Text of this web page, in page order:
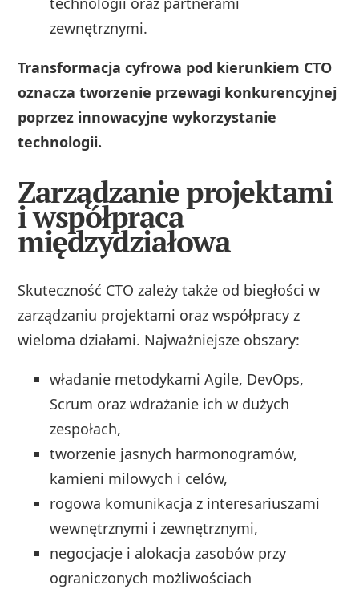
zewnętrznymi.
Transformacja cyfrowa pod kierunkiem CTO
oznacza tworzenie przewagi konkurencyjnej
poprzez innowacyjne wykorzystanie
technologii.
Zarządzanie projektami
i współpraca
międzydziałowa
Skuteczność CTO zależy także od biegłości w
zarządzaniu projektami oraz współpracy z
wieloma działami. Najważniejsze obszary:
władanie metodykami Agile, DevOps,
Scrum oraz wdrażanie ich w dużych
zespołach,
tworzenie jasnych harmonogramów,
kamieni milowych i celów,
rogowa komunikacja z interesariuszami
wewnętrznymi i zewnętrznymi,
negocjacje i alokacja zasobów przy
ograniczonych możliwościach